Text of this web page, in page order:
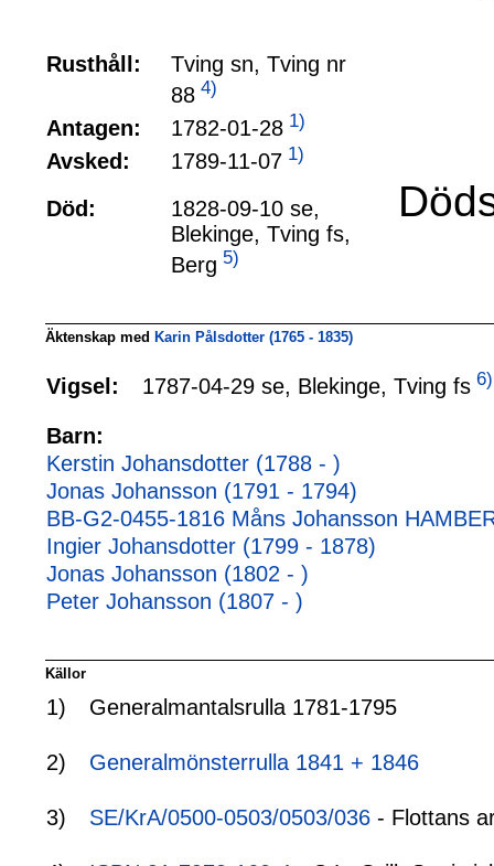
Rusthåll:
Tving sn, Tving nr
88 4)
Antagen: 1782-01-28 1)
Avsked: 1789-11-07 1)
Död:
1828-09-10 se,
Blekinge, Tving fs,
Berg 5)
Äktenskap med Karin Pålsdotter (1765 - 1835)
Vigsel: 1787-04-29 se, Blekinge, Tving fs 6)
Barn:
Kerstin Johansdotter (1788 - )
Jonas Johansson (1791 - 1794)
BB-G2-0455-1816 Måns Johansson
Ingier Johansdotter (1799 - 1878)
Jonas Johansson (1802 - )
Peter Johansson (1807 - )
Källor
1) Generalmantalsrulla 1781-1795
2) Generalmönsterrulla 1841 + 1846
3) SE/KrA/0500-0503/0503/036 - Flottans